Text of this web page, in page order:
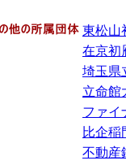
東松山
在京初
埼玉県
立命館
ファイ
比企稲
不動産